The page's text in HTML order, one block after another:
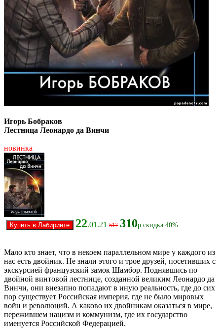
Игорь Бобраков
Лестница Леонардо да Винчи
новинка
22.01.21 517 310р скидка 40%
Мало кто знает, что в некоем параллельном мире у каждого из
нас есть двойник. Не знали этого и трое друзей, посетивших с
экскурсией французский замок Шамбор. Поднявшись по
двойной винтовой лестнице, созданной великим Леонардо да
Винчи, они внезапно попадают в иную реальность, где до сих
пор существует Российская империя, где не было мировых
войн и революций. А каково их двойникам оказаться в мире,
пережившем нацизм и коммунизм, где их государство
именуется Российской Федерацией.